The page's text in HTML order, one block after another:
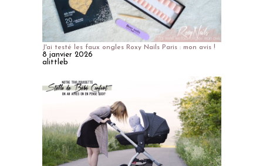
J'ai testé les faux ongles Roxy Nails Paris : mon avis !
8 janvier 2026
alittleb